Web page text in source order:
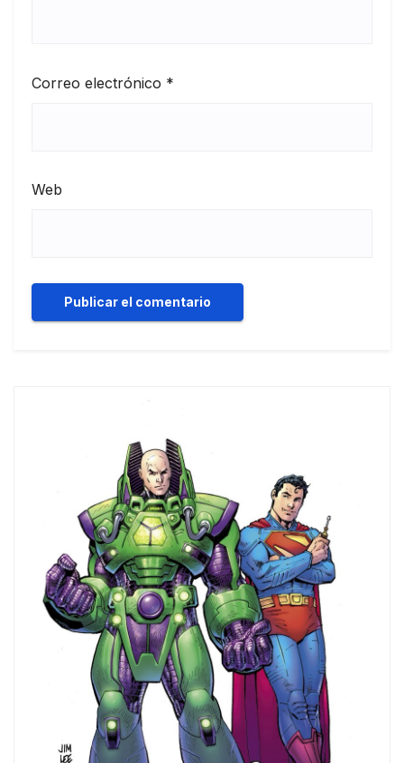
Correo electrónico *
Web